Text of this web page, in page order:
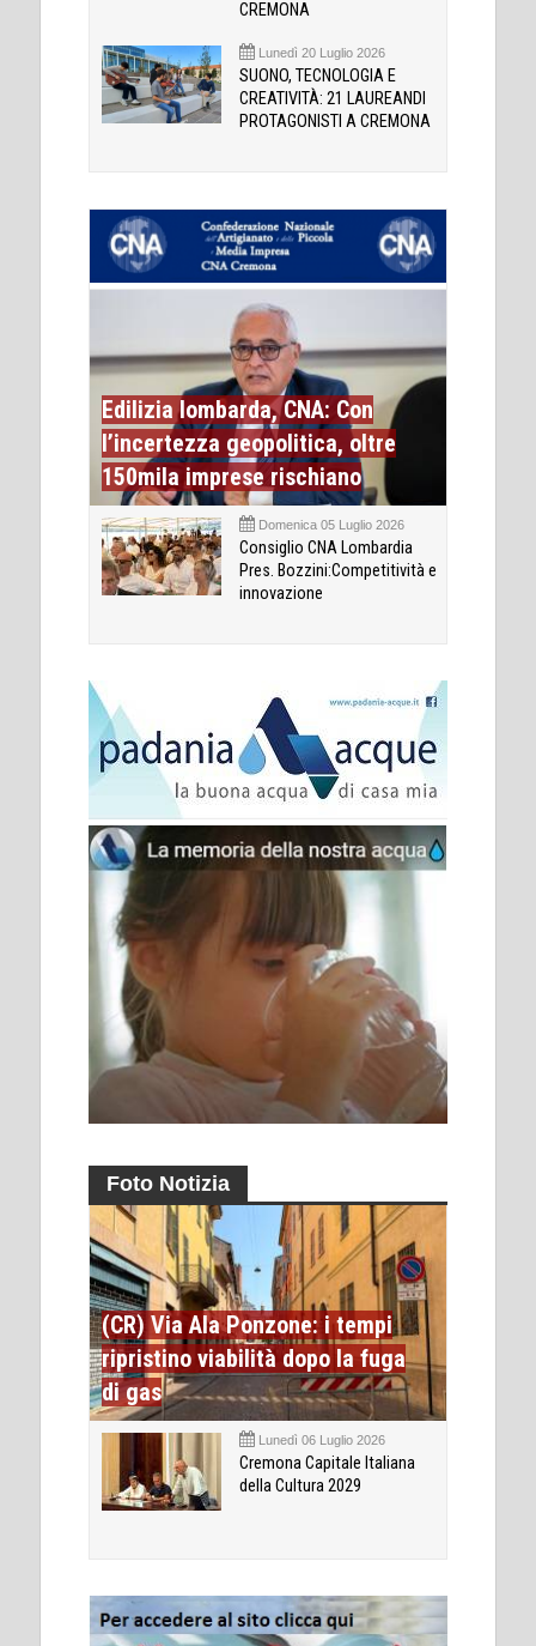
CREMONA
Lunedì 20 Luglio 2026
SUONO, TECNOLOGIA E
CREATIVITÀ: 21 LAUREANDI
PROTAGONISTI A CREMONA
Edilizia lombarda, CNA: Con
l’incertezza geopolitica, oltre
150mila imprese rischiano
Domenica 05 Luglio 2026
Consiglio CNA Lombardia
Pres. Bozzini:Competitività e
innovazione
Foto Notizia
(CR) Via Ala Ponzone: i tempi
ripristino viabilità dopo la fuga
di gas
Lunedì 06 Luglio 2026
Cremona Capitale Italiana
della Cultura 2029